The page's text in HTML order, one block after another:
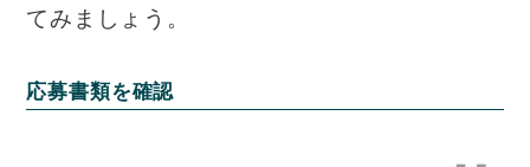
てみましょう。
応募書類を確認